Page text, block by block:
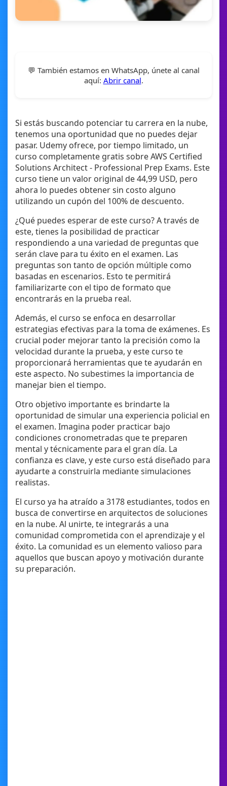
💬 También estamos en WhatsApp, únete al canal
aquí: Abrir canal.
Si estás buscando potenciar tu carrera en la nube,
tenemos una oportunidad que no puedes dejar
pasar. Udemy ofrece, por tiempo limitado, un
curso completamente gratis sobre AWS Certified
Solutions Architect - Professional Prep Exams. Este
curso tiene un valor original de 44,99 USD, pero
ahora lo puedes obtener sin costo alguno
utilizando un cupón del 100% de descuento.
¿Qué puedes esperar de este curso? A través de
este, tienes la posibilidad de practicar
respondiendo a una variedad de preguntas que
serán clave para tu éxito en el examen. Las
preguntas son tanto de opción múltiple como
basadas en escenarios. Esto te permitirá
familiarizarte con el tipo de formato que
encontrarás en la prueba real.
Además, el curso se enfoca en desarrollar
estrategias efectivas para la toma de exámenes. Es
crucial poder mejorar tanto la precisión como la
velocidad durante la prueba, y este curso te
proporcionará herramientas que te ayudarán en
este aspecto. No subestimes la importancia de
manejar bien el tiempo.
Otro objetivo importante es brindarte la
oportunidad de simular una experiencia policial en
el examen. Imagina poder practicar bajo
condiciones cronometradas que te preparen
mental y técnicamente para el gran día. La
confianza es clave, y este curso está diseñado para
ayudarte a construirla mediante simulaciones
realistas.
El curso ya ha atraído a 3178 estudiantes, todos en
busca de convertirse en arquitectos de soluciones
en la nube. Al unirte, te integrarás a una
comunidad comprometida con el aprendizaje y el
éxito. La comunidad es un elemento valioso para
aquellos que buscan apoyo y motivación durante
su preparación.